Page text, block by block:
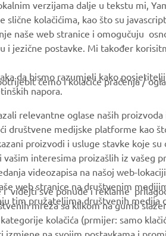
MyYamaha
Yamaha Motor Global
Parts
verzijama dalje u tekstu mi,
kolačićima, kao što su
naše web stranice i omogučuju
jezične postavke. Mi također
da bismo razumjeli kako
napora.
ćemo i kolačiće praćenja /
relevantne oglase naših
društvene medijske platforme kao
proizvodi i usluge stavke koje
interesima proizašlih iz vašeg
videozapisa na našoj web-
web stranice na društvenim
tim pružateljima društvenih medija
videjti sve ponude i reklame
mreža sa klikom na gumb
kolačića (prmijer: samo
na svojim postavkama i